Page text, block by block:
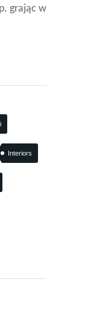
grając w
Interiors